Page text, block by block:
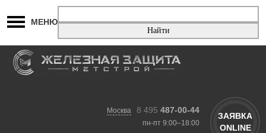
МЕНЮ
Москва 8 495 487-00-44
пн-пт 9:00–18:00
ЗАЯВКА
ONLINE